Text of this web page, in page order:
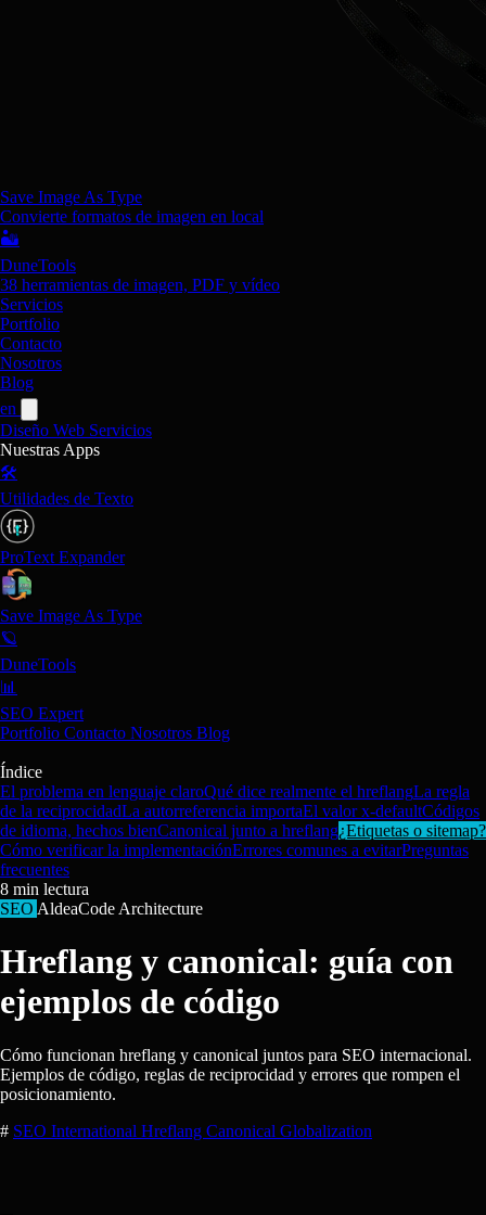
Save Image As Type
Convierte formatos de imagen en local
🏜️
DuneTools
38 herramientas de imagen, PDF y vídeo
Servicios
Portfolio
Contacto
Nosotros
Blog
en
Diseño Web Servicios
Nuestras Apps
🛠️
Utilidades de Texto
ProText Expander
Save Image As Type
🪐
DuneTools
📊
SEO Expert
Portfolio Contacto Nosotros Blog
Índice
El problema en lenguaje claroQué dice realmente el hreflangLa regla
de la reciprocidadLa autorreferencia importaEl valor x-defaultCódigos
de idioma, hechos bienCanonical junto a hreflang¿Etiquetas o sitemap?
Cómo verificar la implementaciónErrores comunes a evitarPreguntas
frecuentes
8 min lectura
SEO AldeaCode Architecture
Hreflang y canonical: guía con
ejemplos de código
Cómo funcionan hreflang y canonical juntos para SEO internacional.
Ejemplos de código, reglas de reciprocidad y errores que rompen el
posicionamiento.
# SEO International Hreflang Canonical Globalization